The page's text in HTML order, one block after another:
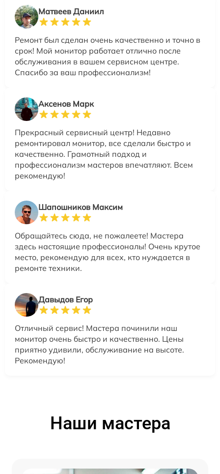
Матвеев Даниил
Ремонт был сделан очень качественно и точно в
срок! Мой монитор работает отлично после
обслуживания в вашем сервисном центре.
Спасибо за ваш профессионализм!
Аксенов Марк
Прекрасный сервисный центр! Недавно
ремонтировал монитор, все сделали быстро и
качественно. Грамотный подход и
профессионализм мастеров впечатляют. Всем
рекомендую!
Шапошников Максим
Обращайтесь сюда, не пожалеете! Мастера
здесь настоящие профессионалы! Очень крутое
место, рекомендую для всех, кто нуждается в
ремонте техники.
Давыдов Егор
Отличный сервис! Мастера починили наш
монитор очень быстро и качественно. Цены
приятно удивили, обслуживание на высоте.
Рекомендую!
Наши мастера